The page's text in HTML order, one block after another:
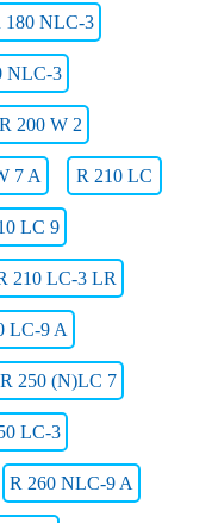
180 NLC-3
NLC-3
R 200 W 2
7 A R 210 LC
LC 9
210 LC-3 LR
LC-9 A
R 250 (N)LC 7
LC-3
R 260 NLC-9 A